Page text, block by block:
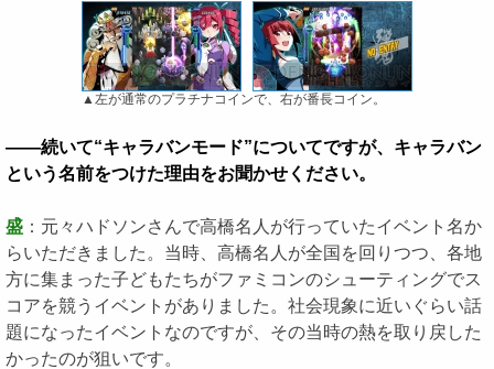
▲左が通常のプラチナコインで、右が番長コイン。
――続いて“キャラバンモード”についてですが、キャラバン
という名前をつけた理由をお聞かせください。
盛 ：元々ハドソンさんで高橋名人が行っていたイベント名か
らいただきました。当時、高橋名人が全国を回りつつ、各地
方に集まった子どもたちがファミコンのシューティングでス
コアを競うイベントがありました。社会現象に近いぐらい話
題になったイベントなのですが、その当時の熱を取り戻した
かったのが狙いです。